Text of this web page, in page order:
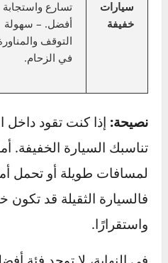
النوع ✅المميزات
سيارات
ثقيلة
– مقاومة أكبر
أعلى على الطرق
السريعة وفي
الأجواء العاصفة. –
قدرة أفضل على
السحب ونقل
الأحمال.